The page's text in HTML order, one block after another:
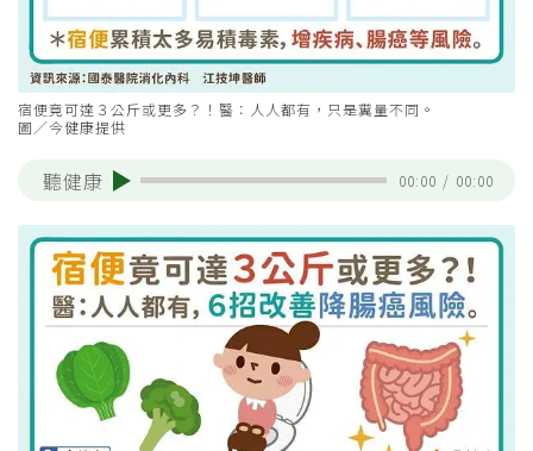
宿便竟可達３公斤或更多？！醫：人人都有，只是糞量不同。
圖／今健康提供
聽健康 00:00 / 00:00